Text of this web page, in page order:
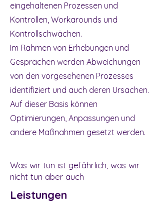
eingehaltenen Prozessen und
Kontrollen, Workarounds und
Kontrollschwächen.
Im Rahmen von Erhebungen und
Gesprächen werden Abweichungen
von den vorgesehenen Prozesses
identifiziert und auch deren Ursachen.
Auf dieser Basis können
Optimierungen, Anpassungen und
andere Maßnahmen gesetzt werden.
Was wir tun ist gefährlich, was wir
nicht tun aber auch
Leistungen